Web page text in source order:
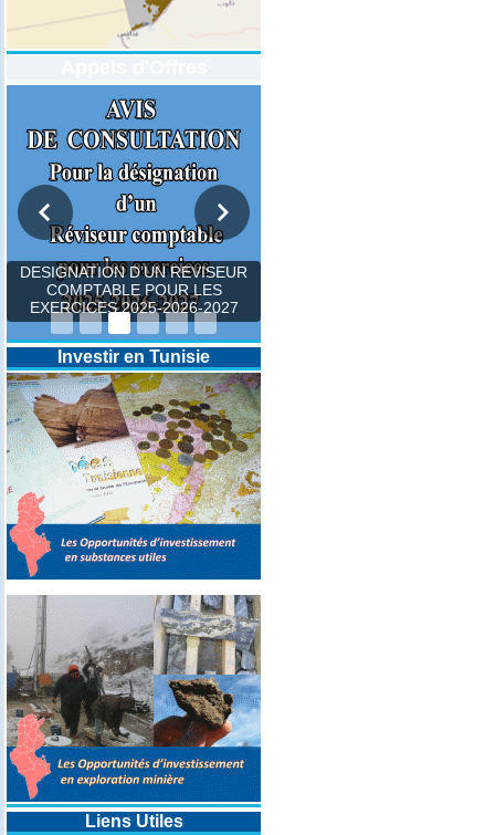
DESIGNATION D’UN REVISEUR
COMPTABLE POUR LES
EXERCICES 2025-2026-2027
Investir en Tunisie
Liens Utiles